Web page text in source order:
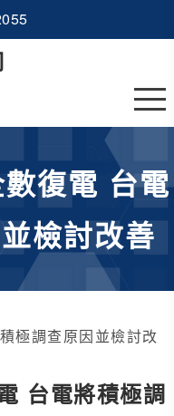
復電 台電
檢討改善
極調查原因並檢討改
台電將積極調